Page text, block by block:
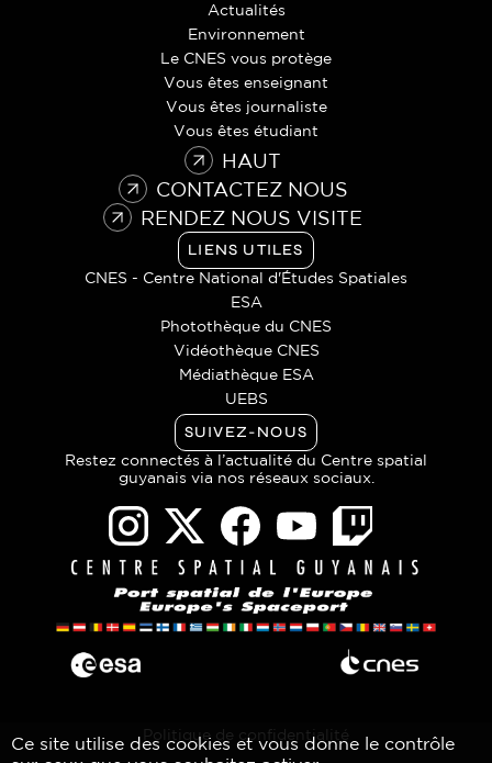
Ce site utilise des cookies et vous donne le contrôle
Actualités
Environnement
Le CNES vous protège
Vous êtes enseignant
Vous êtes journaliste
Vous êtes étudiant
HAUT
CONTACTEZ NOUS
RENDEZ NOUS VISITE
LIENS UTILES
CNES - Centre National d'Études Spatiales
ESA
Photothèque du CNES
Vidéothèque CNES
Médiathèque ESA
UEBS
SUIVEZ-NOUS
Restez connectés à l’actualité du Centre spatial
guyanais via nos réseaux sociaux.
Politique de confidentialité